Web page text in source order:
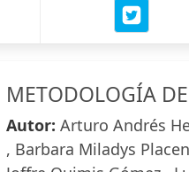
METODOLOGÍA
Autor: Arturo Andrés
, Barbara Miladys